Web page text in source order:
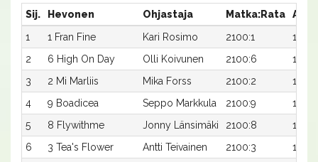
Sij. Hevonen Ohjastaja Matka:Rata
Aika
1
1 Fran Fine Kari Rosimo 2100:1
17,8a
2
6 High On Day Olli Koivunen 2100:6
18,0a
3
2 Mi Marliis Mika Forss 2100:2
18,1a
4
9 Boadicea Seppo Markkula 2100:9
18,2a
5
8 Flywithme Jonny Länsimäki 2100:8
18,5a
6
3 Tea's Flower Antti Teivainen 2100:3
18,8a